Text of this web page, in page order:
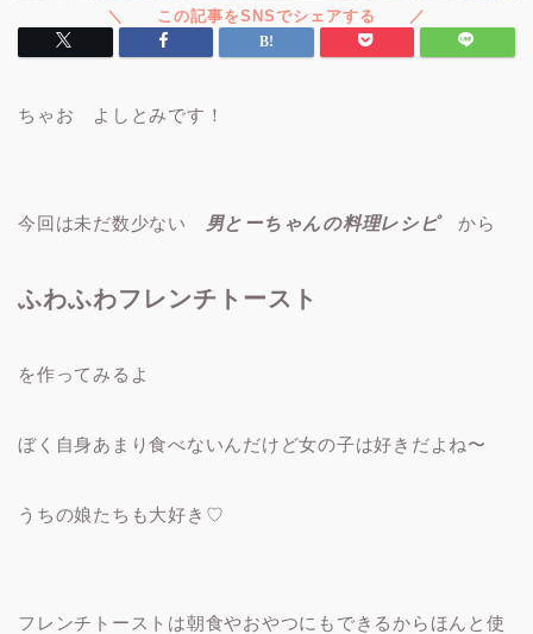
ちゃお よしとみです！
今回は未だ数少ない 男とーちゃんの料理レシピから
ふわふわフレンチトースト
を作ってみるよ
ぼく自身あまり食べないんだけど女の子は好きだよね〜
うちの娘たちも大好き♡
フレンチトーストは朝食やおやつにもできるからほんと使